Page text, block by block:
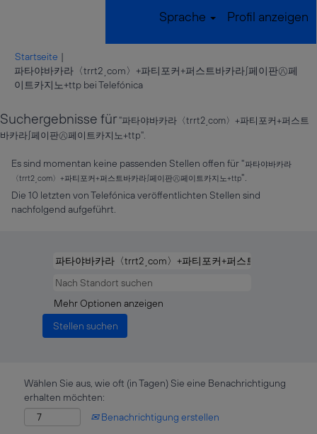
Sprache Profil anzeigen
Startseite |
파타야바카라〈trrt2͵com〉+파티포커+퍼스트바카라∫페이판㊇페
이트카지노+ttp bei Telefónica(aktuelle
Suchergebnisse für"파타야바카라〈trrt2͵com〉+파티포커+퍼스트
바카라∫페이판㊇페이트카지노+ttp".
Es sind momentan keine passenden Stellen offen für "파타야바카라
〈trrt2͵com〉+파티포커+퍼스트바카라∫페이판㊇페이트카지노+ttp".
Die 10 letzten von Telefónica veröffentlichten Stellen sind
nachfolgend aufgeführt.
Mehr Optionen anzeigen
Wählen Sie aus, wie oft (in Tagen) Sie eine Benachrichtigung
erhalten möchten:
Benachrichtigung erstellen